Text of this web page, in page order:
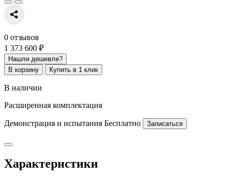
0 отзывов
1 373 600 ₽
Нашли дешевле?
В корзину
Купить в 1 клик
В наличии
Расширенная комплектация
Демонстрация и испытания Бесплатно Записаться
Характеристики